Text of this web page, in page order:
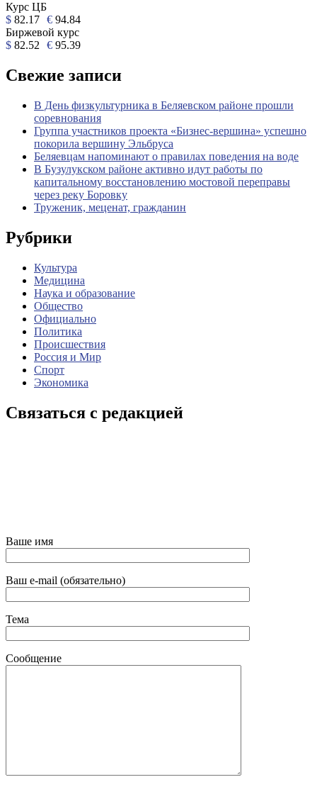
Курс ЦБ
$ 82.17 € 94.84
Биржевой курс
$ 82.52 € 95.39
Свежие записи
В День физкультурника в Беляевском районе прошли
соревнования
Группа участников проекта «Бизнес‑вершина» успешно
покорила вершину Эльбруса
Беляевцам напоминают о правилах поведения на воде
В Бузулукском районе активно идут работы по
капитальному восстановлению мостовой переправы
через реку Боровку
Труженик, меценат, гражданин
Рубрики
Культура
Медицина
Наука и образование
Общество
Официально
Политика
Происшествия
Россия и Мир
Спорт
Экономика
Связаться с редакцией
Ваше имя
Ваш e-mail (обязательно)
Тема
Сообщение